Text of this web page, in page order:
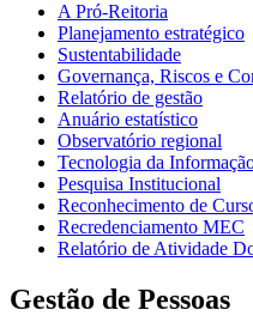
A Pró-Reitoria
Planejamento estratégico
Sustentabilidade
Governança, Riscos e
Relatório de gestão
Anuário estatístico
Observatório regional
Tecnologia da
Pesquisa Institucional
Reconhecimento de
Recredenciamento MEC
Relatório de Atividade
Gestão de Pessoas